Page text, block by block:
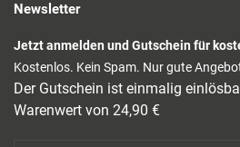
Newsletter
Jetzt anmelden und Gutschein für
Kostenlos. Kein Spam. Nur gute
Der Gutschein ist einmalig
Warenwert von 24,90 €